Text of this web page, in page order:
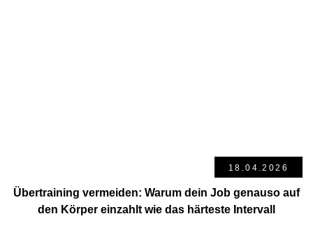
18.04.2026
Übertraining vermeiden: Warum dein Job genauso auf
den Körper einzahlt wie das härteste Intervall